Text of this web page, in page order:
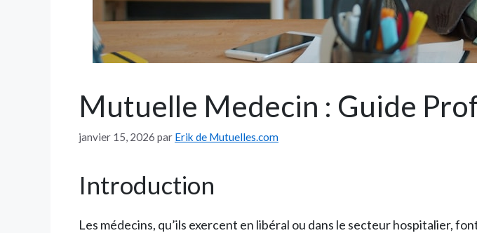
Mutuelle Medecin : Guide
janvier 15, 2026 par Erik de Mutuelles.com
Introduction
Les médecins, qu’ils exercent en libéral ou dans le secteur hospitalier,